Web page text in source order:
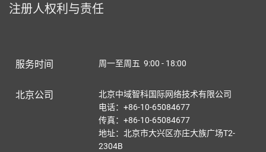
注册人权利与责任
服务时间 周一至周五 9:00 - 18:00
北京公司
北京中域智科国际网络技术有限公司
电话：+86-10-65084677
传真：+86-10-65084677
地址：北京市大兴区亦庄大族广场T2-
2304B